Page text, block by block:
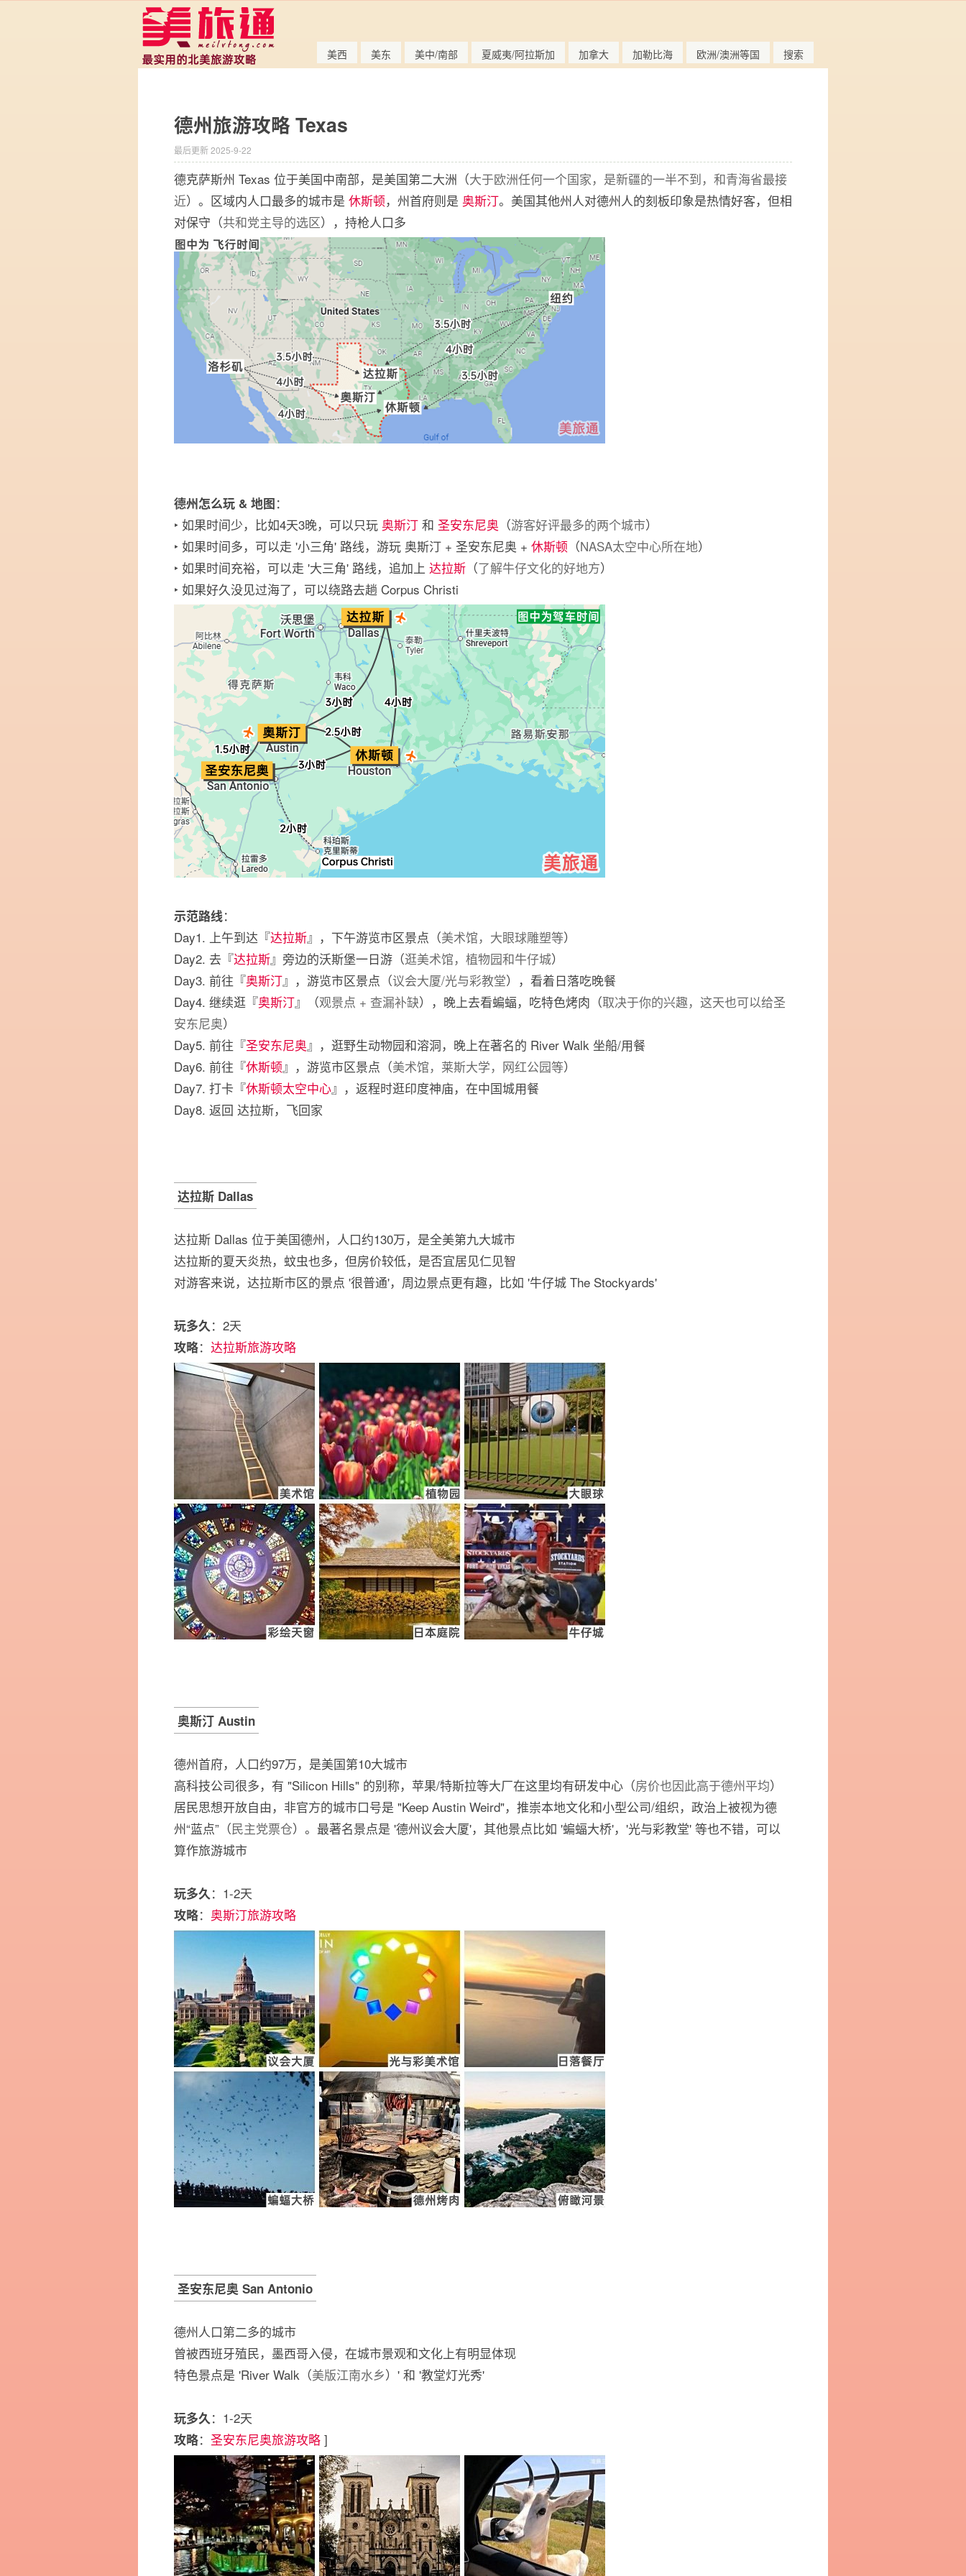
美西 美东 美中/南部 夏威夷/阿拉斯加 加拿大 加勒比海 欧洲/澳洲等国 搜索
德州旅游攻略 Texas
最后更新 2025-9-22
德克萨斯州 Texas 位于美国中南部，是美国第二大洲（大于欧洲任何一个国家，是新疆的一半不到，和青海省最接
近）。区域内人口最多的城市是 休斯顿，州首府则是 奥斯汀。美国其他州人对德州人的刻板印象是热情好客，但相
对保守（共和党主导的选区），持枪人口多
德州怎么玩 & 地图：
‣ 如果时间少，比如4天3晚，可以只玩 奥斯汀 和 圣安东尼奥 （游客好评最多的两个城市）
‣ 如果时间多，可以走 '小三角' 路线，游玩 奥斯汀 + 圣安东尼奥 + 休斯顿 （NASA太空中心所在地）
‣ 如果时间充裕，可以走 '大三角' 路线，追加上 达拉斯 （了解牛仔文化的好地方）
‣ 如果好久没见过海了，可以绕路去趟 Corpus Christi
示范路线：
Day1. 上午到达『达拉斯』，下午游览市区景点（美术馆，大眼球雕塑等）
Day2. 去『达拉斯』旁边的沃斯堡一日游（逛美术馆，植物园和牛仔城）
Day3. 前往『奥斯汀』，游览市区景点（议会大厦/光与彩教堂），看着日落吃晚餐
Day4. 继续逛『奥斯汀』（观景点 + 查漏补缺），晚上去看蝙蝠，吃特色烤肉（取决于你的兴趣，这天也可以给圣
安东尼奥）
Day5. 前往『圣安东尼奥』，逛野生动物园和溶洞，晚上在著名的 River Walk 坐船/用餐
Day6. 前往『休斯顿』，游览市区景点（美术馆，莱斯大学，网红公园等）
Day7. 打卡『休斯顿太空中心』，返程时逛印度神庙，在中国城用餐
Day8. 返回 达拉斯，飞回家
达拉斯 Dallas
达拉斯 Dallas 位于美国德州，人口约130万，是全美第九大城市
达拉斯的夏天炎热，蚊虫也多，但房价较低，是否宜居见仁见智
对游客来说，达拉斯市区的景点 '很普通'，周边景点更有趣，比如 '牛仔城 The Stockyards'
玩多久：2天
攻略： 达拉斯旅游攻略
奥斯汀 Austin
德州首府，人口约97万，是美国第10大城市
高科技公司很多，有 "Silicon Hills" 的别称，苹果/特斯拉等大厂在这里均有研发中心（房价也因此高于德州平均）
居民思想开放自由，非官方的城市口号是 "Keep Austin Weird"，推崇本地文化和小型公司/组织，政治上被视为德
州“蓝点”（民主党票仓）。最著名景点是 '德州议会大厦'，其他景点比如 '蝙蝠大桥'，'光与彩教堂' 等也不错，可以
算作旅游城市
玩多久：1-2天
攻略： 奥斯汀旅游攻略
圣安东尼奥 San Antonio
德州人口第二多的城市
曾被西班牙殖民，墨西哥入侵，在城市景观和文化上有明显体现
特色景点是 'River Walk（美版江南水乡）' 和 '教堂灯光秀'
玩多久：1-2天
攻略： 圣安东尼奥旅游攻略 ]